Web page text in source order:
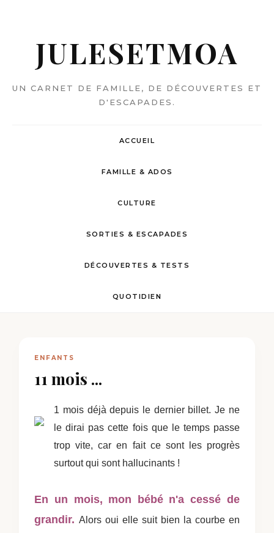
JULESETMOA
UN CARNET DE FAMILLE, DE DÉCOUVERTES ET
D'ESCAPADES.
ACCUEIL
FAMILLE & ADOS
CULTURE
SORTIES & ESCAPADES
DÉCOUVERTES & TESTS
QUOTIDIEN
ENFANTS
11 mois ...
1 mois déjà depuis le dernier billet. Je ne
le dirai pas cette fois que le temps passe
trop vite, car en fait ce sont les progrès
surtout qui sont hallucinants !
En un mois, mon bébé n'a cessé de
grandir. Alors oui elle suit bien la courbe en